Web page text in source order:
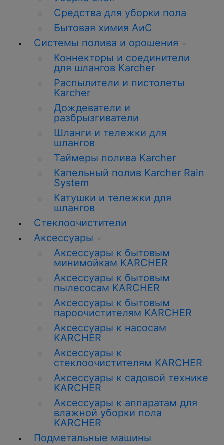
Средства для уборки пола
Бытовая химия АиС
Системы полива и орошения
Коннекторы и соединители
для шлангов Karcher
Распылители и пистолеты
Karcher
Дождеватели и
разбрызгиватели
Шланги и тележки для
шлангов
Таймеры полива Karcher
Капельный полив Karcher Rain
System
Катушки и тележки для
шлангов
Стеклоочистители
Аксессуары
Аксессуары к бытовым
минимойкам KARCHER
Аксессуары к бытовым
пылесосам KARCHER
Аксессуары к бытовым
пароочистителям KARCHER
Аксессуары к насосам
KARCHER
Аксессуары к
стеклоочистителям KARCHER
Аксессуары к садовой технике
KARCHER
Аксессуары к аппаратам для
влажной уборки пола
KARCHER
Подметальные машины